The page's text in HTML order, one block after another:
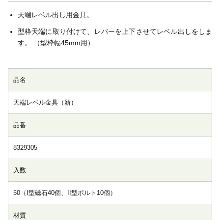
天端レベル出し用金具。
型枠天端に取り付けて、レバーを上下させてレベル出しをしま
す。 （型枠幅45mm用）
品名
天端レベル金具（新）
品番
8329305
入数
50（I型磁石40個、II型ボルト10個）
材質